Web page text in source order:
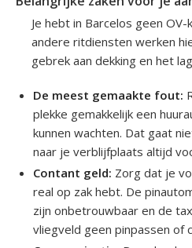
Je hebt in Barcelos geen
andere ritdiensten werken
gebrek aan dekking en het
De meest gemaakte fout:
plekke gemakkelijk een
kunnen wachten. Dat gaat
naar je verblijfplaats altijd
Contant geld: Zorg dat je
real op zak hebt. De
zijn onbetrouwbaar en de
vliegveld geen pinpassen of